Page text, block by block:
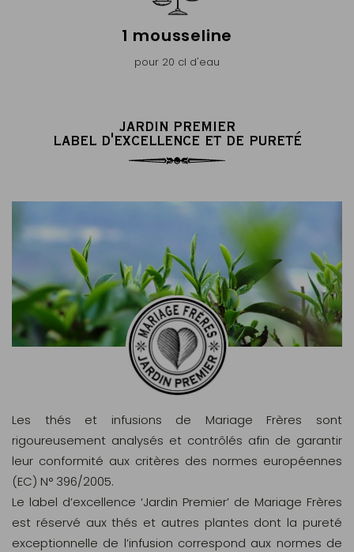
1 mousseline
pour 20 cl d'eau
JARDIN PREMIER
LABEL D'EXCELLENCE ET DE PURETÉ
Les thés et infusions de Mariage Frères sont
rigoureusement analysés et contrôlés afin de garantir
leur conformité aux critères des normes européennes
(EC) N° 396/2005.
Le label d’excellence ‘Jardin Premier’ de Mariage Frères
est réservé aux thés et autres plantes dont la pureté
exceptionnelle de l’infusion correspond aux normes de